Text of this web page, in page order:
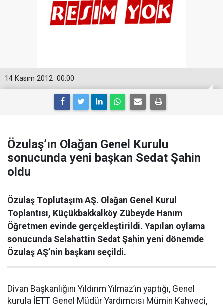
00:00
14 Kasım 2012
Özulaş’ın Olağan Genel Kurulu
sonucunda yeni başkan Sedat Şahin
oldu
Özulaş Toplutaşım AŞ. Olağan Genel Kurul
Toplantısı, Küçükbakkalköy Zübeyde Hanım
Öğretmen evinde gerçekleştirildi. Yapılan oylama
sonucunda Selahattin Sedat Şahin yeni dönemde
Özulaş AŞ’nin başkanı seçildi.
Divan Başkanlığını Yıldırım Yılmaz’ın yaptığı, Genel
kurula İETT Genel Müdür Yardımcısı Mümin Kahveci,